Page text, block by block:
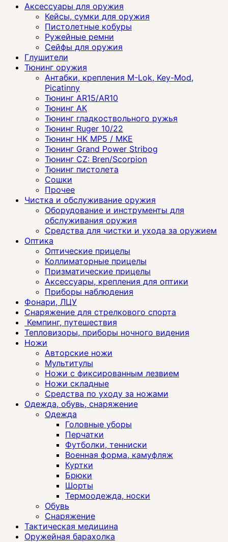
Аксессуары для оружия
Кейсы, сумки для оружия
Пистолетные кобуры
Ружейные ремни
Сейфы для оружия
Глушители
Тюнинг оружия
Антабки, крепления M-Lok, Key-Mod,
Picatinny
Тюнинг AR15/AR10
Тюнинг АК
Тюнинг гладкоствольного ружья
Тюнинг Ruger 10/22
Тюнинг HK MP5 / MKE
Тюнинг Grand Power Stribog
Тюнинг CZ: Bren/Scorpion
Тюнинг пистолета
Сошки
Прочее
Чистка и обслуживание оружия
Оборудование и инструменты для
обслуживания оружия
Средства для чистки и ухода за оружием
Оптика
Оптические прицелы
Коллиматорные прицелы
Призматические прицелы
Аксессуары, крепления для оптики
Приборы наблюдения
Фонари, ЛЦУ
Снаряжение для стрелкового спорта
Кемпинг, путешествия
Тепловизоры, приборы ночного видения
Ножи
Авторские ножи
Мультитулы
Ножи с фиксированным лезвием
Ножи складные
Средства по уходу за ножами
Одежда, обувь, снаряжение
Одежда
Головные уборы
Перчатки
Футболки, тенниски
Военная форма, камуфляж
Куртки
Брюки
Шорты
Термоодежда, носки
Обувь
Снаряжение
Тактическая медицина
Оружейная барахолка